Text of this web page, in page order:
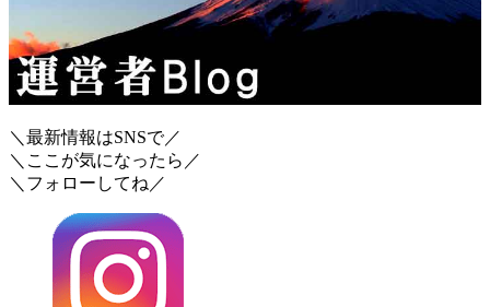
＼最新情報はSNSで／
＼ここが気になったら／
＼フォローしてね／